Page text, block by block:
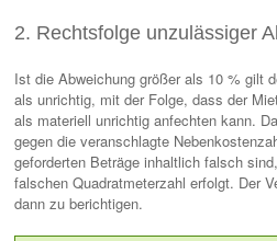
2. Rechtsfolge unzulässiger
Ist die Abweichung größer als 10 % gilt
als unrichtig, mit der Folge, dass der
als materiell unrichtig anfechten kann.
gegen die veranschlagte
geforderten Beträge inhaltlich falsch
falschen Quadratmeterzahl erfolgt. Der
dann zu berichtigen.